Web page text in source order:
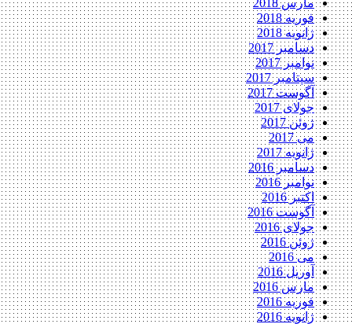
فوریه 2018
ژانویه 2018
دسامبر 2017
نوامبر 2017
سپتامبر 2017
آگوست 2017
جولای 2017
ژوئن 2017
می 2017
ژانویه 2017
دسامبر 2016
نوامبر 2016
اکتبر 2016
آگوست 2016
جولای 2016
ژوئن 2016
می 2016
آوریل 2016
مارس 2016
فوریه 2016
ژانویه 2016